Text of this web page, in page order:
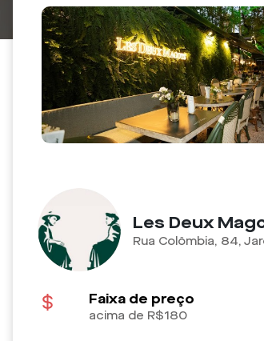
Les Deux
Rua Colômbia, 84,
Faixa de preço
acima de R$180